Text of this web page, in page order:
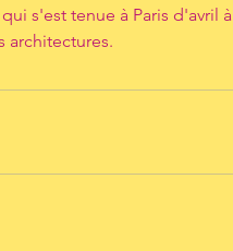
s'est tenue à Paris d'avril à
architectures.